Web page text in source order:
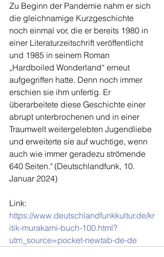
Zu Beginn der Pandemie nahm er sich
die gleichnamige Kurzgeschichte
noch einmal vor, die er bereits 1980 in
einer Literaturzeitschrift veröffentlicht
und 1985 in seinem Roman
„Hardboiled Wonderland“ erneut
aufgegriffen hatte. Denn noch immer
erschien sie ihm unfertig. Er
überarbeitete diese Geschichte einer
abrupt unterbrochenen und in einer
Traumwelt weitergelebten Jugendliebe
und erweiterte sie auf wuchtige, wenn
auch wie immer geradezu strömende
640 Seiten." (Deutschlandfunk, 10.
Januar 2024)
Link:
https://www.deutschlandfunkkultur.de/kr
itik-murakami-buch-100.html?
utm_source=pocket-newtab-de-de